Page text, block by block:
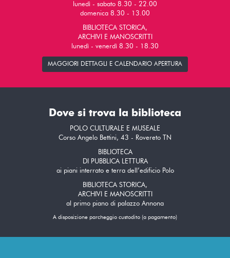
lunedì - sabato 8.30 - 22.00
domenica 8.30 - 13.00
BIBLIOTECA STORICA,
ARCHIVI E MANOSCRITTI
lunedì - venerdì 8.30 - 18.30
MAGGIORI DETTAGLI E CALENDARIO APERTURA
Dove si trova la biblioteca
POLO CULTURALE E MUSEALE
Corso Angelo Bettini, 43 - Rovereto TN
BIBLIOTECA
DI PUBBLICA LETTURA
ai piani interrato e terra dell’edificio Polo
BIBLIOTECA STORICA,
ARCHIVI E MANOSCRITTI
al primo piano di palazzo Annona
A disposizione parcheggio custodito (a pagamento)